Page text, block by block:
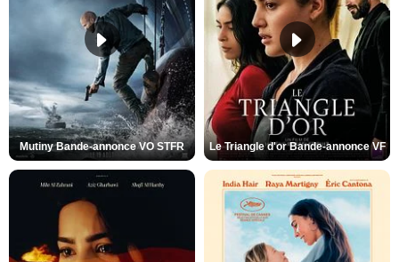
Mutiny Bande-annonce VO STFR Le Triangle d'or Bande-annonce VF